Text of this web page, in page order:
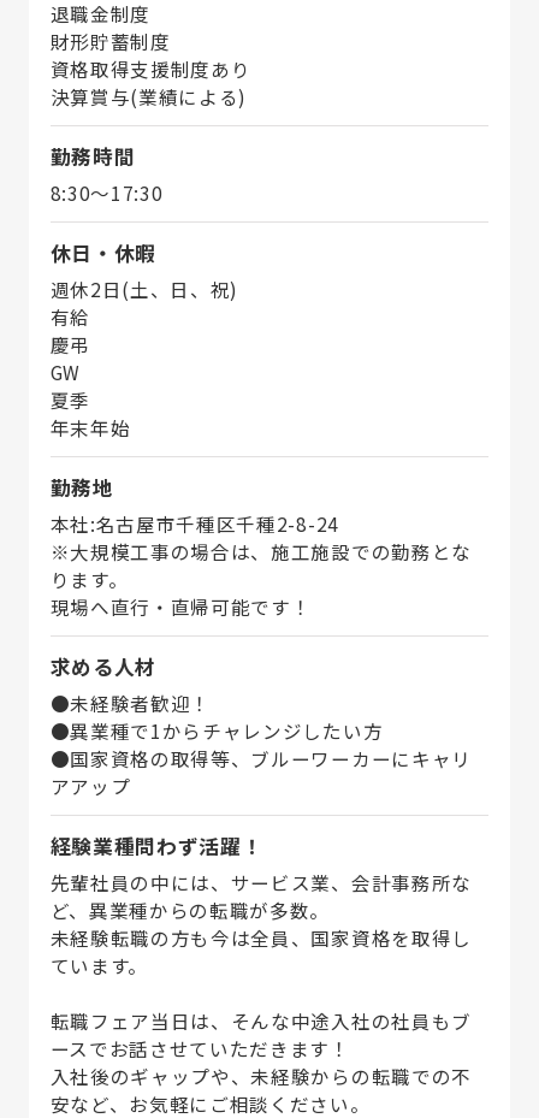
退職金制度
財形貯蓄制度
資格取得支援制度あり
決算賞与(業績による)
勤務時間
8:30～17:30
休日・休暇
週休2日(土、日、祝)
有給
慶弔
GW
夏季
年末年始
勤務地
本社:名古屋市千種区千種2-8-24
※大規模工事の場合は、施工施設での勤務とな
ります。
現場へ直行・直帰可能です！
求める人材
●未経験者歓迎！
●異業種で1からチャレンジしたい方
●国家資格の取得等、ブルーワーカーにキャリ
アアップ
経験業種問わず活躍！
先輩社員の中には、サービス業、会計事務所な
ど、異業種からの転職が多数。
未経験転職の方も今は全員、国家資格を取得し
ています。
転職フェア当日は、そんな中途入社の社員もブ
ースでお話させていただきます！
入社後のギャップや、未経験からの転職での不
安など、お気軽にご相談ください。